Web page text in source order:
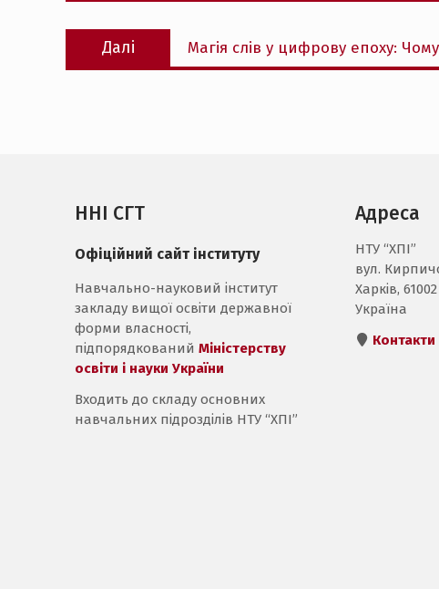
Далі
Наступний
запис:
Магія слів у цифрову епоху:
ННІ СГТ
Офіційний сайт інституту
Навчально-науковий інститут
закладу вищої освіти державної
форми власності,
підпорядкований Міністерству
освіти і науки України
Входить до складу основних
навчальних підрозділів НТУ “ХПІ”
Адреса
НТУ “ХПІ”
вул.
Харків, 61002
Україна
Контакти